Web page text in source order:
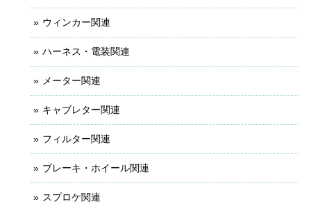
ウィンカー関連
ハーネス・電装関連
メーター関連
キャブレター関連
フィルター関連
ブレーキ・ホイール関連
スプロケ関連